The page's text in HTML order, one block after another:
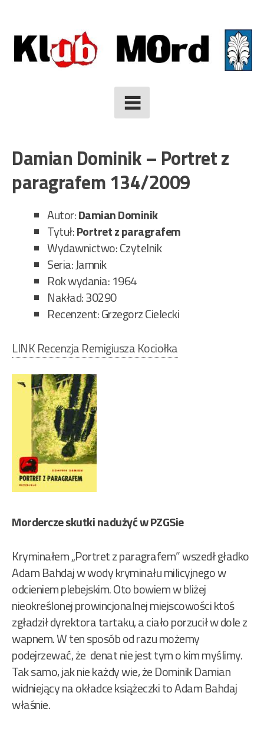
to
content
Damian Dominik – Portret z
paragrafem 134/2009
Autor:Damian Dominik
Tytuł:Portret z paragrafem
Wydawnictwo: Czytelnik
Seria: Jamnik
Rok wydania: 1964
Nakład: 30290
Recenzent: Grzegorz Cielecki
LINK Recenzja Remigiusza Kociołka
Mordercze skutki nadużyć w PZGSie
Kryminałem „Portret z paragrafem” wszedł gładko
Adam Bahdaj w wody kryminału milicyjnego w
odcieniem plebejskim. Oto bowiem w bliżej
nieokreślonej prowincjonalnej miejscowości ktoś
zgładził dyrektora tartaku, a ciało porzucił w dole z
wapnem. W ten sposób od razu możemy
podejrzewać, że denat nie jest tym o kim myślimy.
Tak samo, jak nie każdy wie, że Dominik Damian
widniejący na okładce książeczki to Adam Bahdaj
właśnie.